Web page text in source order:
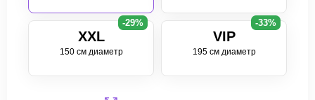
XXL
150 см диаметр
-29%
VIP
195 см диаметр
-33%